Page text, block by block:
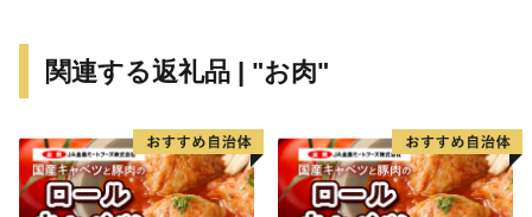
一説によります。現在も、豊かな自然や清流に育まれ受
ます。
【 森と生きるまちならではの「自然資源」 】
関連する返礼品 | "お肉"